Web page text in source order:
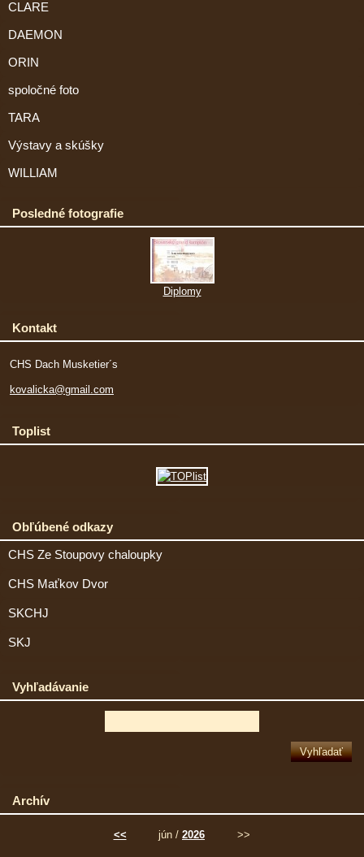
CLARE
DAEMON
ORIN
spoločné foto
TARA
Výstavy a skúšky
WILLIAM
Posledné fotografie
Diplomy
Kontakt
CHS Dach Musketier´s
kovalicka@gmail.com
Toplist
Obľúbené odkazy
CHS Ze Stoupovy chaloupky
CHS Maťkov Dvor
SKCHJ
SKJ
Vyhľadávanie
Archív
<< jún / 2026 >>